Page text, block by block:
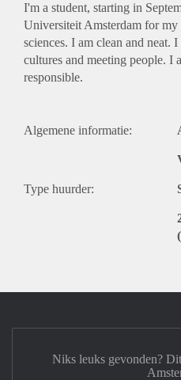
I'm a student, starting in
Universiteit Amsterdam for my
sciences. I am clean and neat.
cultures and meeting people. I
responsible.
Algemene informatie:
Type huurder:
Niks leuks gevonden?